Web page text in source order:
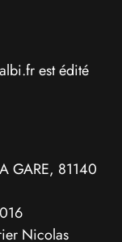
est édité
GARE, 81140
Nicolas